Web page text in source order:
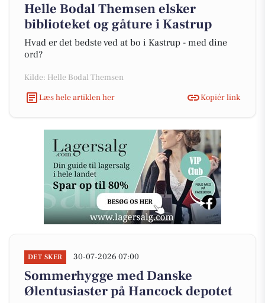
Helle Bodal Themsen elsker
biblioteket og gåture i Kastrup
Hvad er det bedste ved at bo i Kastrup - med dine
ord?
Kilde: Helle Bodal Themsen
Læs hele artiklen her
Kopiér link
DET SKER 30-07-2026 07:00
Sommerhygge med Danske
Ølentusiaster på Hancock depotet